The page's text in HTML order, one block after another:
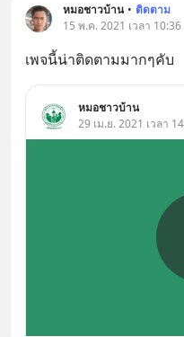
หมอชาวบ้าน • ติดตาม
15 พ.ค. 2021 เวลา 10:36
เพจนี้น่าติดตามมากๆคับ
หมอชาวบ้าน
29 เม.ย. 2021 เวลา